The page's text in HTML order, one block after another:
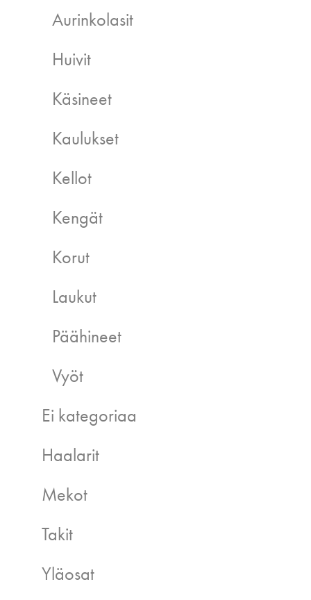
Aurinkolasit
Huivit
Käsineet
Kaulukset
Kellot
Kengät
Korut
Laukut
Päähineet
Vyöt
Ei kategoriaa
Haalarit
Mekot
Takit
Yläosat